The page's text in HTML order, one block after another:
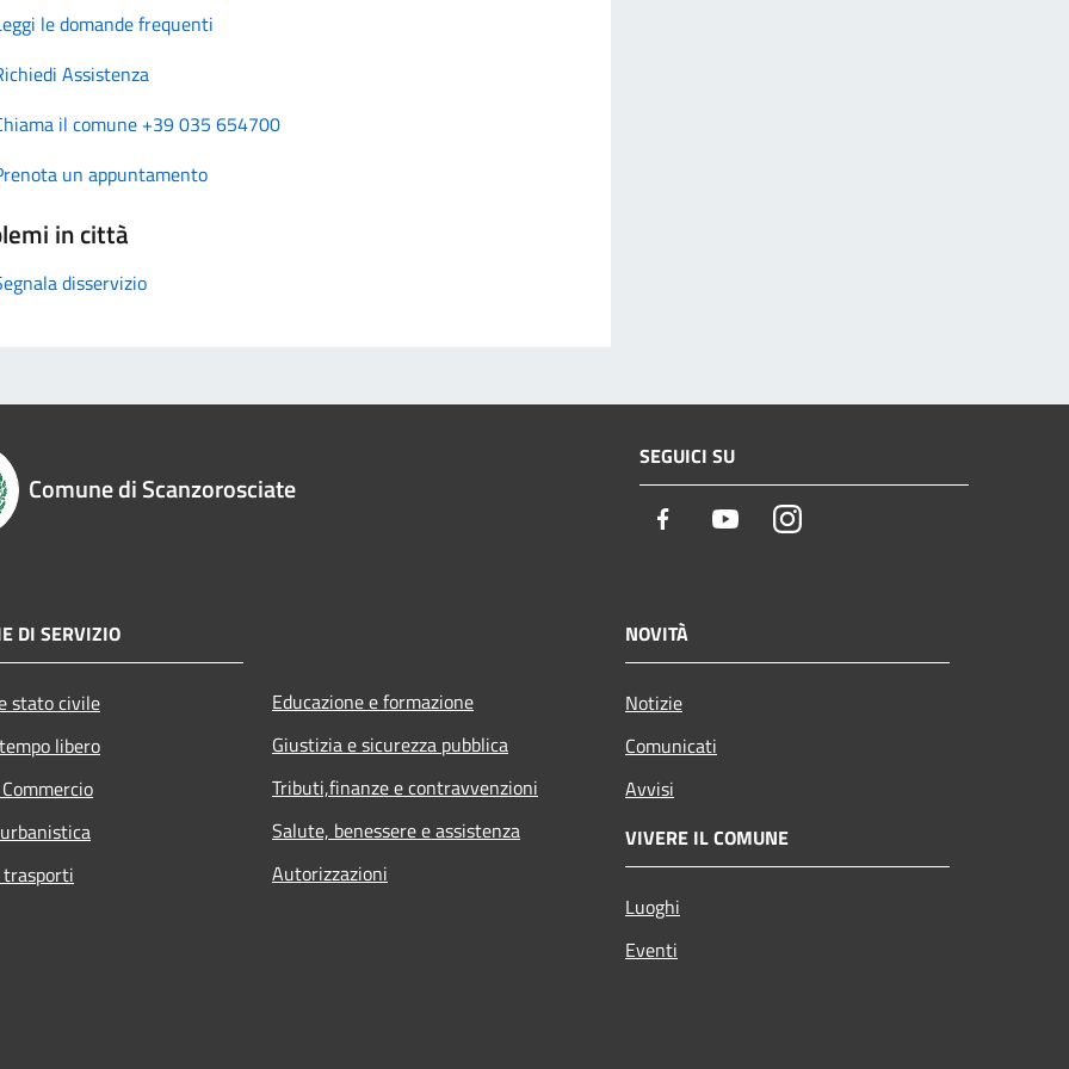
le domande frequenti
Assistenza
il comune +39 035 654700
un appuntamento
in città
disservizio
Comune di Scanzorosciate
SEGUICI SU
Facebook YoutubeInstagram
DI SERVIZIO
stato civile
libero
Educazione e formazione
Giustizia e sicurezza pubblica
Tributi,finanze e contravvenzioni
Salute, benessere e assistenza
Autorizzazioni
NOVITÀ
Notizie
Comunicati
Avvisi
VIVERE IL COMUNE
Luoghi
Eventi